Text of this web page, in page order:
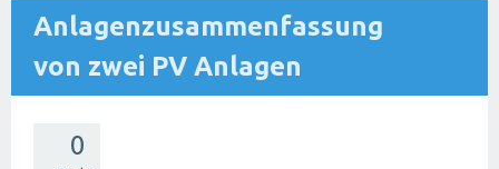
Anlagenzusammenfassung
von zwei PV Anlagen
0